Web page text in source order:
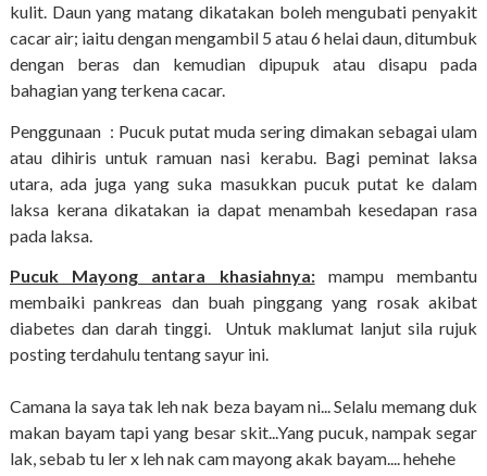
kulit. Daun yang matang dikatakan boleh mengubati penyakit
cacar air; iaitu dengan mengambil 5 atau 6 helai daun, ditumbuk
dengan beras dan kemudian dipupuk atau disapu pada
bahagian yang terkena cacar.
Penggunaan : Pucuk putat muda sering dimakan sebagai ulam
atau dihiris untuk ramuan nasi kerabu. Bagi peminat laksa
utara, ada juga yang suka masukkan pucuk putat ke dalam
laksa kerana dikatakan ia dapat menambah kesedapan rasa
pada laksa.
Pucuk Mayong antara khasiahnya:
mampu membantu
membaiki pankreas dan buah pinggang yang rosak akibat
diabetes dan darah tinggi. Untuk maklumat lanjut sila rujuk
posting terdahulu tentang sayur ini.
Camana la saya tak leh nak beza bayam ni... Selalu memang duk
makan bayam tapi yang besar skit...Yang pucuk, nampak segar
lak, sebab tu ler x leh nak cam mayong akak bayam.... hehehe